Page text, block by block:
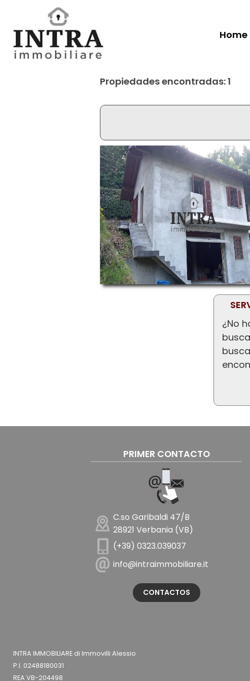
Home
Propiedades encontradas: 1
¿No
PRIMER CONTACTO
C.so Garibaldi 47/B
28921 Verbania (VB)
(+39) 0323.039037
info@intraimmobiliare.it
CONTACTOS
INTRA IMMOBILIARE di Immovilli Alessio
P.I. 02488180031
REA VB-204498